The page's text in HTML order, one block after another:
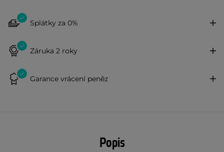
Splátky za 0%
Záruka 2 roky
Garance vrácení peněz
Popis